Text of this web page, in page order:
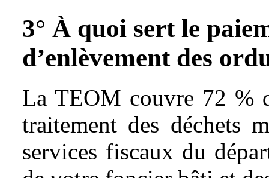
3° À quoi sert le
d’enlèvement des
La TEOM couvre 72 %
traitement des déchets
services fiscaux du